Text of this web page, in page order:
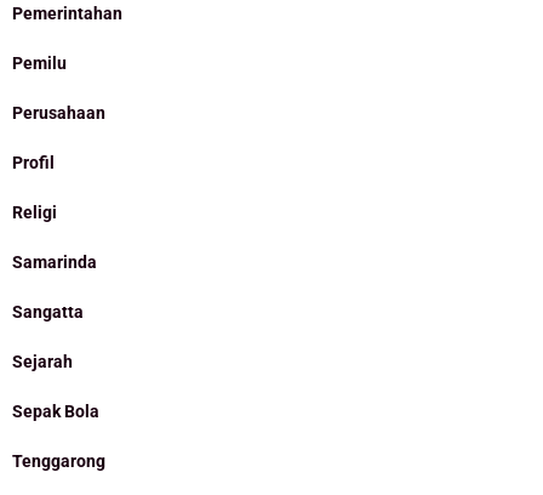
Pemerintahan
Pemilu
Perusahaan
Profil
Religi
Samarinda
Sangatta
Sejarah
Sepak Bola
Tenggarong